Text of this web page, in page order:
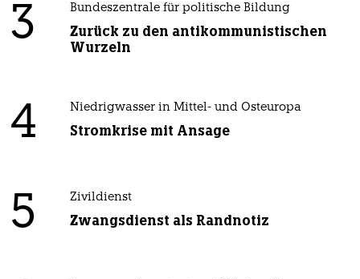
3 Bundeszentrale für politische Bildung
Zurück zu den antikommunistischen
Wurzeln
4 Niedrigwasser in Mittel- und Osteuropa
Stromkrise mit Ansage
5 Zivildienst
Zwangsdienst als Randnotiz